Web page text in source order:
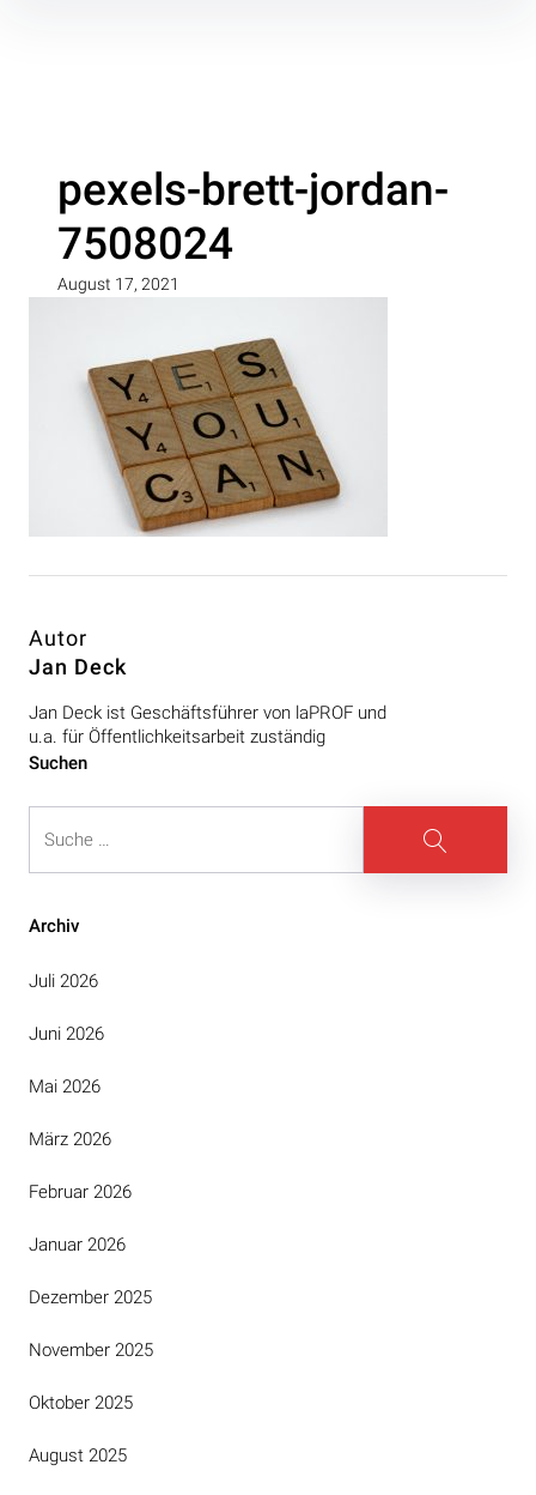
pexels-brett-jordan-
7508024
August 17, 2021
Autor
Jan Deck
Jan Deck ist Geschäftsführer von laPROF und
u.a. für Öffentlichkeitsarbeit zuständig
Beitragsnavigation
Suchen
Suche
Archiv
Juli 2026
Juni 2026
Mai 2026
März 2026
Februar 2026
Januar 2026
Dezember 2025
November 2025
Oktober 2025
August 2025